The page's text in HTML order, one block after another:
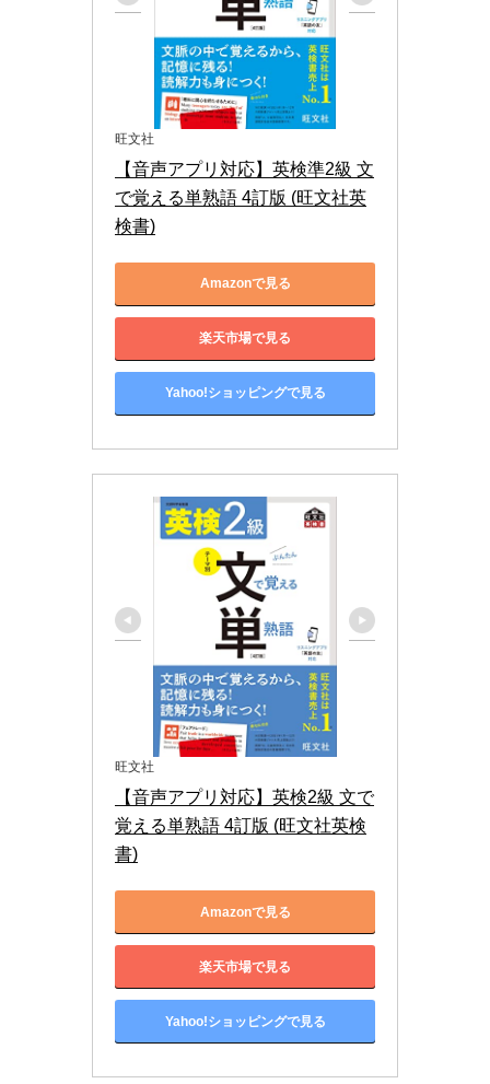
旺文社
【音声アプリ対応】英検準2級 文
で覚える単熟語 4訂版 (旺文社英
検書)
Amazonで見る
楽天市場で見る
Yahoo!ショッピングで見る
旺文社
【音声アプリ対応】英検2級 文で
覚える単熟語 4訂版 (旺文社英検
書)
Amazonで見る
楽天市場で見る
Yahoo!ショッピングで見る